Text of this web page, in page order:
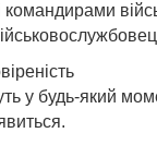
командирами
у будь-який